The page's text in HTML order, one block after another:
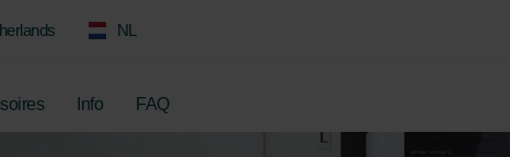
NL
Info FAQ